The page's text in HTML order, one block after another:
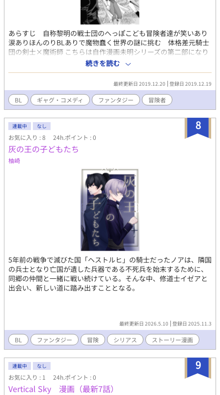
あらすじ 自称黎明の戦士団のへっぽこども冒険者達が笑いあり
涙ありほんのりBLありで魔物蠢く世界の謎に挑む 体格差元騎士
団の剣士×魔術師 こちらは自作漫画未明シリーズの第二部になり
ます 今の所ほぼBLありませんが後々そうなります 過去の話のパ
ートなどは女の子主人公でBLではありません ストーリー上仕方な
いので苦手な方はご注意ください バトルや残酷描写もありますの
でそちらもご注意ください
続きを読む
最終更新日 2019.12.20 登録日 2019.12.19
BL ギャグ・コメディ ファンタジー 冒険者
8
連載中 なし
お気に入り : 8 24h.ポイント : 0
灰の王の子どもたち
柚崎
5年前の戦争で滅びた国「ヘストルヒ」の騎士だったノアは、隣国
の兵士となり亡国が遺した兵器である不死兵を始末するために、
同郷の仲間と一緒に戦い続けている。そんな中、修道士イゼアと
出会い、新しい道に踏み出すこととなる。
最終更新日 2026.5.10 登録日 2025.11.3
BL ファンタジー 冒険 シリアス ストーリー漫画
9
連載中 なし
お気に入り : 1 24h.ポイント : 0
Vertical Sky 漫画（最新7話）